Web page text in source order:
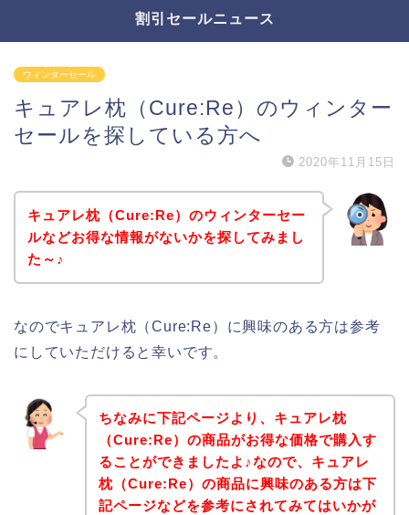
割引セールニュース
ウィンターセール
キュアレ枕（Cure:Re）のウィンター
セールを探している方へ
2020年11月15日
キュアレ枕（Cure:Re）のウィンターセー
ルなどお得な情報がないかを探してみまし
た～♪
なのでキュアレ枕（Cure:Re）に興味のある方は参考
にしていただけると幸いです。
ちなみに下記ページより、キュアレ枕
（Cure:Re）の商品がお得な価格で購入す
ることができましたよ♪なので、キュアレ
枕（Cure:Re）の商品に興味のある方は下
記ページなどを参考にされてみてはいかが